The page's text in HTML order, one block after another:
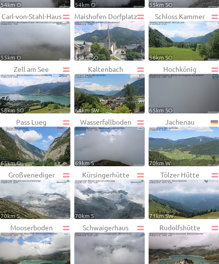
54km O 54km O 55km SO
Carl-von-Stahl-Haus
55km O
Maishofen Dorfplatz
55km SO
Schloss Kammer
56km SO
Zell am See
58km SO
Kaltenbach
64km SW
Hochkönig
65km SO
Pass Lueg
65km O
Wasserfallboden
69km S
Jachenau
70km W
Großvenediger
70km S
Kürsingerhütte
70km S
Tölzer Hütte
71km SW
Mooserboden Schwaigerhaus Rudolfshütte